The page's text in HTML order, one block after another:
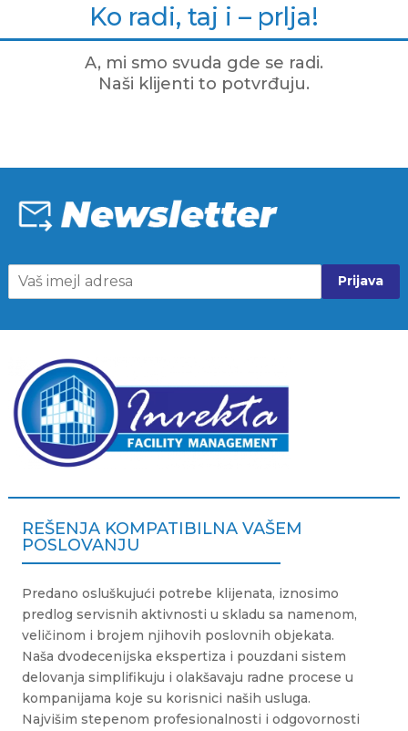
Ko radi, taj i – prlja!
A, mi smo svuda gde se radi.
Naši klijenti to potvrđuju.
Prijava
REŠENJA KOMPATIBILNA VAŠEM
POSLOVANJU
Predano osluškujući potrebe klijenata, iznosimo
predlog servisnih aktivnosti u skladu sa namenom,
veličinom i brojem njihovih poslovnih objekata.
Naša dvodecenijska ekspertiza i pouzdani sistem
delovanja simplifikuju i olakšavaju radne procese u
kompanijama koje su korisnici naših usluga.
Najvišim stepenom profesionalnosti i odgovornosti